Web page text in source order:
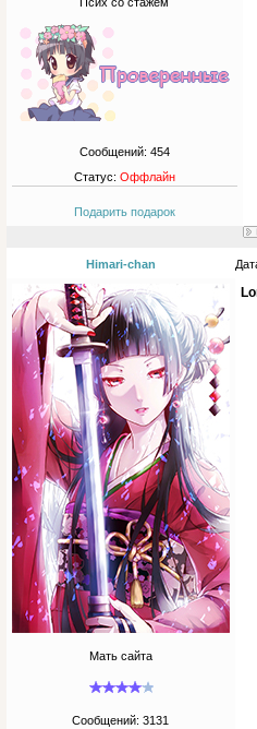
Сообщений: 454
Статус: Оффлайн
Подарить подарок
Himari-chan
Мать сайта
Сообщений:3131